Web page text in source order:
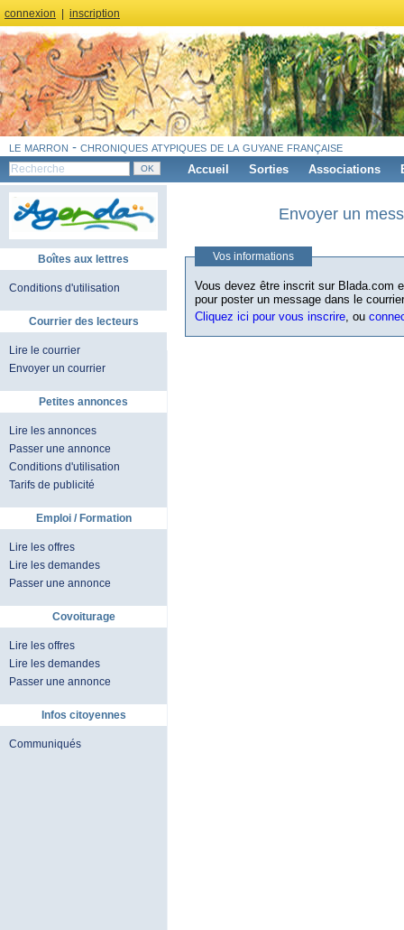
connexion inscription
le marron - chroniques atypiques de la guyane française
Accueil Sorties Associations
Boîtes aux lettres
Conditions d'utilisation
Courrier des lecteurs
Lire le courrier
Envoyer un courrier
Petites annonces
Lire les annonces
Passer une annonce
Conditions d'utilisation
Tarifs de publicité
Emploi / Formation
Lire les offres
Lire les demandes
Passer une annonce
Covoiturage
Lire les offres
Lire les demandes
Passer une annonce
Infos citoyennes
Communiqués
Envoyer un
Vos informations
Vous devez être inscrit sur Blada.com
pour poster un message dans le
Cliquez ici pour vous inscrire, ou